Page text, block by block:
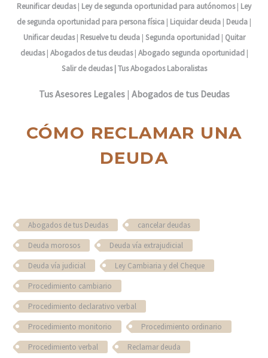
Reunificar deudas| Ley de segunda oportunidad para autónomos| Ley
de segunda oportunidad para persona física | Liquidar deuda | Deuda |
Unificar deudas| Resuelve tu deuda| Segunda oportunidad| Quitar
deudas| Abogados de tus deudas| Abogado segunda oportunidad|
Salir de deudas |Tus Abogados Laboralistas
Tus Asesores Legales| Abogados de tus Deudas
CÓMO RECLAMAR UNA
DEUDA
Abogados de tus Deudas
cancelar deudas
Deuda morosos
Deuda vía extrajudicial
Deuda vía judicial
Ley Cambiaria y del Cheque
Procedimiento cambiario
Procedimiento declarativo verbal
Procedimiento monitorio
Procedimiento ordinario
Procedimiento verbal
Reclamar deuda